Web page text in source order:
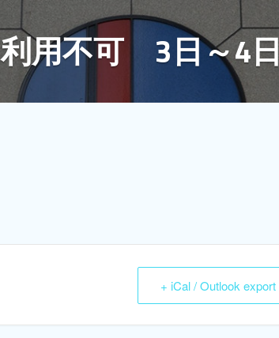
利用不可 3日～4日
+ iCal / Outlook export